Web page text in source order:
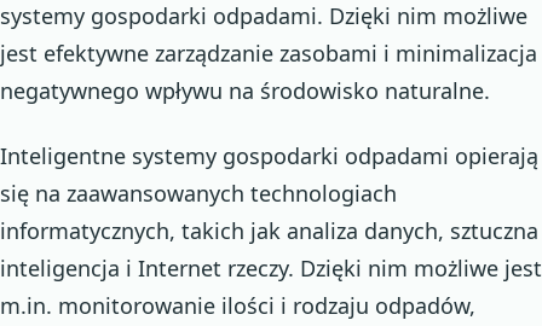
systemy gospodarki odpadami. Dzięki nim możliwe
jest efektywne zarządzanie zasobami i minimalizacja
negatywnego wpływu na środowisko naturalne.
Inteligentne systemy gospodarki odpadami opierają
się na zaawansowanych technologiach
informatycznych, takich jak analiza danych, sztuczna
inteligencja i Internet rzeczy. Dzięki nim możliwe jest
m.in. monitorowanie ilości i rodzaju odpadów,